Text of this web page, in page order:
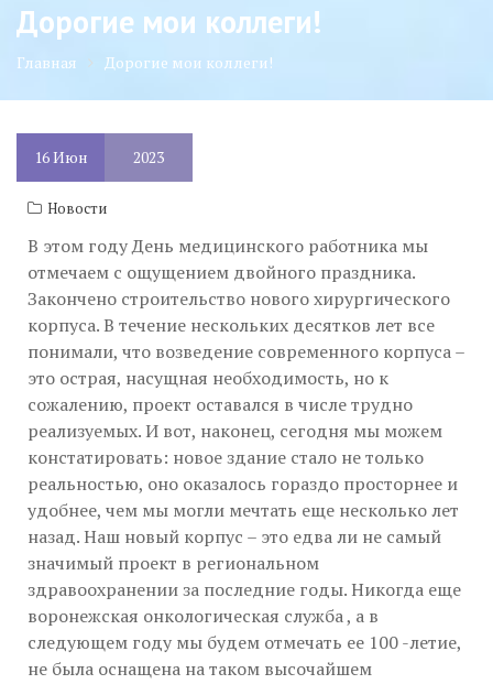
ЦЕНТР"
Дорогие мои коллеги!
Главная Дорогие мои коллеги!
16Июн 2023
Новости
В этом году День медицинского работника мы
отмечаем с ощущением двойного праздника.
Закончено строительство нового хирургического
корпуса. В течение нескольких десятков лет все
понимали, что возведение современного корпуса –
это острая, насущная необходимость, но к
сожалению, проект оставался в числе трудно
реализуемых. И вот, наконец, сегодня мы можем
констатировать: новое здание стало не только
реальностью, оно оказалось гораздо просторнее и
удобнее, чем мы могли мечтать еще несколько лет
назад. Наш новый корпус – это едва ли не самый
значимый проект в региональном
здравоохранении за последние годы. Никогда еще
воронежская онкологическая служба , а в
следующем году мы будем отмечать ее 100 -летие,
не была оснащена на таком высочайшем